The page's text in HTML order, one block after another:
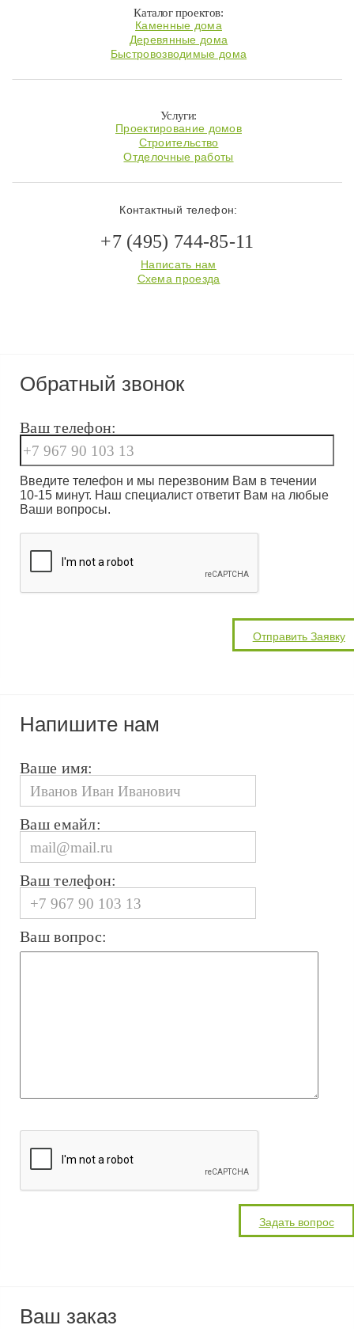
Каталог проектов:
Каменные дома
Деревянные дома
Быстровозводимые дома
Услуги:
Проектирование домов
Строительство
Отделочные работы
Контактный телефон:
+7 (495) 744-85-11
Написать нам
Схема проезда
Обратный звонок
Ваш телефон:
Введите телефон и мы перезвоним Вам в течении
10-15 минут. Наш специалист ответит Вам на любые
Ваши вопросы.
Напишите нам
Ваше имя:
Ваш емайл:
Ваш телефон:
Ваш вопрос:
Ваш заказ